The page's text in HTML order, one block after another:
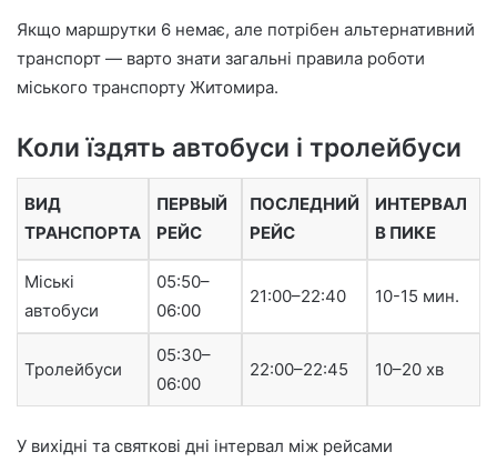
Якщо маршрутки 6 немає, але потрібен альтернативний
транспорт — варто знати загальні правила роботи
міського транспорту Житомира.
Коли їздять автобуси і тролейбуси
ВИД
ТРАНСПОРТА
ПЕРВЫЙ
РЕЙС
ПОСЛЕДНИЙ
РЕЙС
ИНТЕРВАЛ
В ПИКЕ
Міські
автобуси
05:50–
06:00
21:00–22:40 10-15 мин.
Тролейбуси
05:30–
06:00
22:00–22:45 10–20 хв
У вихідні та святкові дні інтервал між рейсами